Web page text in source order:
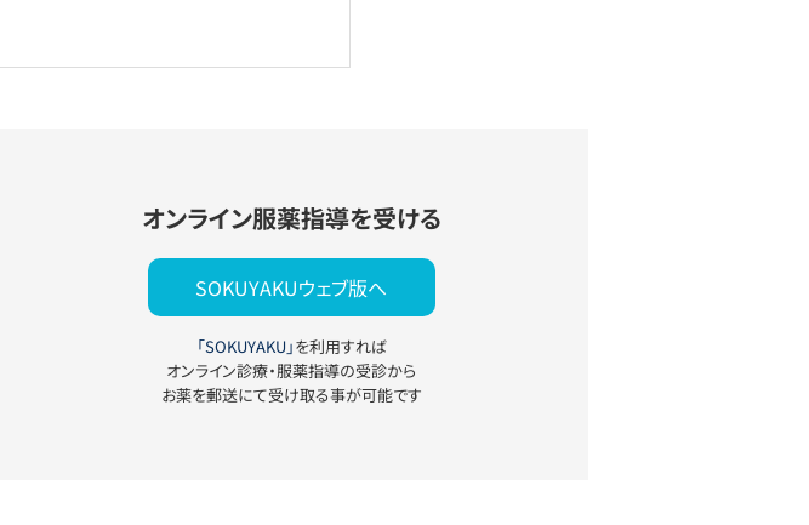
オンライン服薬指導を受ける
SOKUYAKUウェブ版へ
「SOKUYAKU」を利用すれば
オンライン診療・服薬指導の受診から
お薬を郵送にて受け取る事が可能です